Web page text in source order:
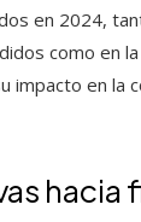
en 2024,
como en
impacto en la
hacia